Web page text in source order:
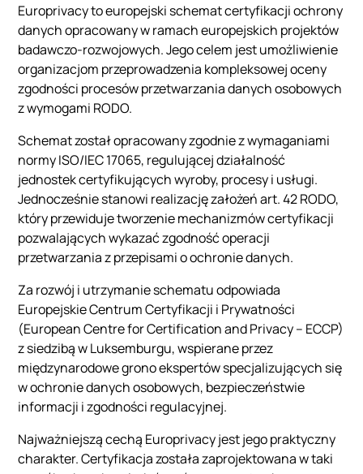
Europrivacy to europejski schemat certyfikacji ochrony
danych opracowany w ramach europejskich projektów
badawczo-rozwojowych. Jego celem jest umożliwienie
organizacjom przeprowadzenia kompleksowej oceny
zgodności procesów przetwarzania danych osobowych
z wymogami RODO.
Schemat został opracowany zgodnie z wymaganiami
normy ISO/IEC 17065, regulującej działalność
jednostek certyfikujących wyroby, procesy i usługi.
Jednocześnie stanowi realizację założeń art. 42 RODO,
który przewiduje tworzenie mechanizmów certyfikacji
pozwalających wykazać zgodność operacji
przetwarzania z przepisami o ochronie danych.
Za rozwój i utrzymanie schematu odpowiada
Europejskie Centrum Certyfikacji i Prywatności
(European Centre for Certification and Privacy – ECCP)
z siedzibą w Luksemburgu, wspierane przez
międzynarodowe grono ekspertów specjalizujących się
w ochronie danych osobowych, bezpieczeństwie
informacji i zgodności regulacyjnej.
Najważniejszą cechą Europrivacy jest jego praktyczny
charakter. Certyfikacja została zaprojektowana w taki